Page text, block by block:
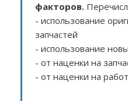
факторов.
- использование
запчастей
- использование
- от наценки на
- от наценки на